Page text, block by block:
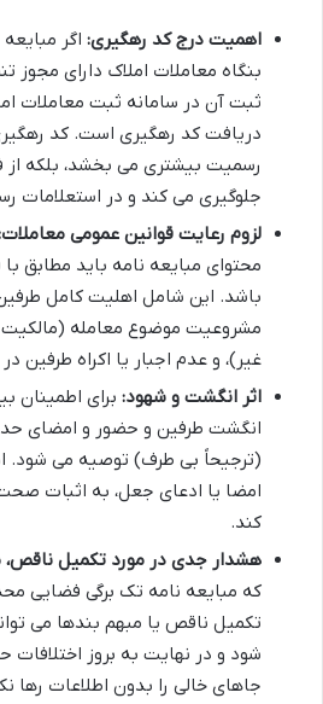
اهمیت درج کد رهگیری: اگر
بنگاه معاملات املاک دارای مجوز
ثبت آن در سامانه ثبت معاملات
دریافت کد رهگیری است. کد رهگیری
رسمیت بیشتری می بخشد، بلکه
جلوگیری می کند و در استعلامات
لزوم رعایت قوانین عمومی
محتوای مبایعه نامه باید مطابق با
باشد. این شامل اهلیت کامل طرفین
مشروعیت موضوع معامله (مالکیت
غیر)، و عدم اجبار یا اکراه طرفین
اثر انگشت و شهود: برای اطمینان
انگشت طرفین و حضور و امضای
(ترجیحاً بی طرف) توصیه می شود.
امضا یا ادعای جعل، به اثبات
کند.
هشدار جدی در مورد تکمیل ناقص،
که مبایعه نامه تک برگی فضایی
تکمیل ناقص یا مبهم بندها می
شود و در نهایت به بروز اختلافات
جاهای خالی را بدون اطلاعات رها